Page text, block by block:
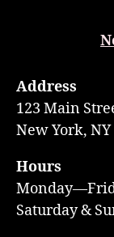
Address
123 Main
New York, NY
Hours
Saturday &